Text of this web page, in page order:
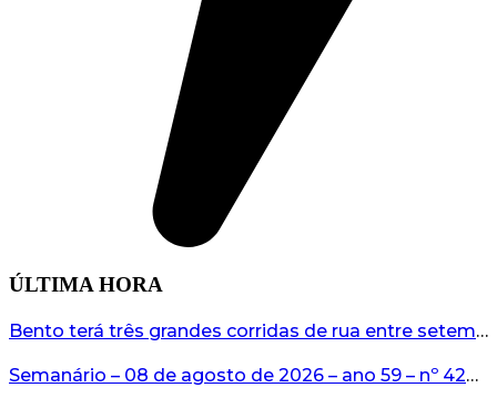
ÚLTIMA HORA
Bento terá três grandes corridas de rua entre setembro e novembro...
Semanário – 08 de agosto de 2026 – ano 59 – nº 4265...